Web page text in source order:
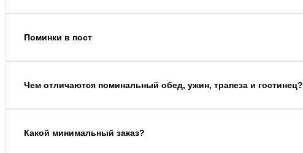
Поминки в пост
Чем отличаются поминальный обед, ужин, трапеза и гостинец?
Какой минимальный заказ?